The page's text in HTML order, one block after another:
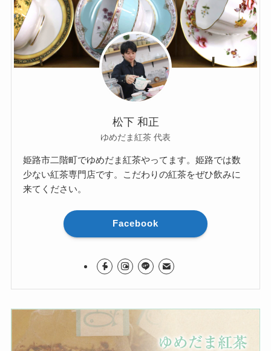
松下 和正
ゆめだま紅茶 代表
姫路市二階町でゆめだま紅茶やってます。姫路では数
少ない紅茶専門店です。こだわりの紅茶をぜひ飲みに
来てください。
Facebook